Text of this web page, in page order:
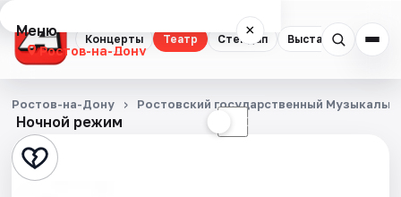
Концерты Театр Стендап Выставки
Меню ×
Ростов-на-Дону
Концерты
Театр
Стендап
Ночной режим ☾
Ростов-на-Дону Ростовский государственный